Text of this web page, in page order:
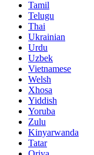
Tamil
Telugu
Thai
Ukrainian
Urdu
Uzbek
Vietnamese
Welsh
Xhosa
Yiddish
Yoruba
Zulu
Kinyarwanda
Tatar